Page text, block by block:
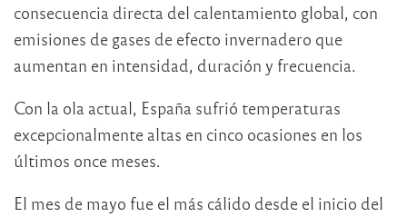
consecuencia directa del calentamiento global, con
emisiones de gases de efecto invernadero que
aumentan en intensidad, duración y frecuencia.
Con la ola actual, España sufrió temperaturas
excepcionalmente altas en cinco ocasiones en los
últimos once meses.
El mes de mayo fue el más cálido desde el inicio del